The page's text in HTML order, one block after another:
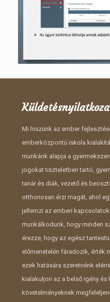
Mi hiszünk az ember
emberközpontú iskola
munkánk alapja a
jogokat tiszteletben tartó,
tanár és diák, vezető és
otthonosan érzi magát, ahol
jellemzi az emberi
munkálkodunk, hogy minden
érezze, hogy az egész
előmenetelén fáradozik, érték
ezek hatására szeretnénk
kialakuljon az a belső igény
követelményeknek